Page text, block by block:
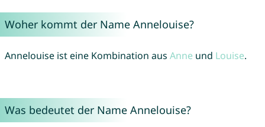
Woher kommt der Name Annelouise?
Annelouise ist eine Kombination aus Anne und Louise.
Was bedeutet der Name Annelouise?